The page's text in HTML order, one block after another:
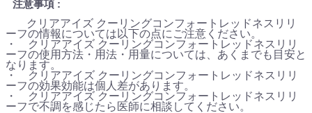
注意事項
クリアアイズ クーリングコンフォートレッドネスリリ
ーフの情報については以下の点にご注意ください。
・ クリアアイズ クーリングコンフォートレッドネスリリ
ーフの使用方法・用法・用量については、あくまでも目安と
なります。
・ クリアアイズ クーリングコンフォートレッドネスリリ
ーフの効果効能は個人差があります。
・ クリアアイズ クーリングコンフォートレッドネスリリ
ーフで不調を感じたら医師に相談してください。